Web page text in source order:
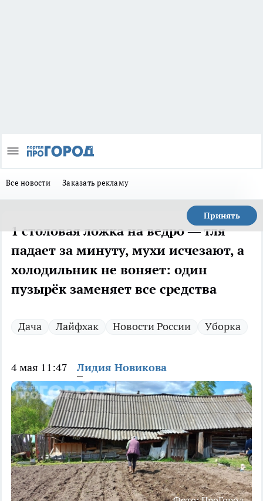
Все новости Заказать рекламу
Принять
1 столовая ложка на ведро — тля
падает за минуту, мухи исчезают, а
холодильник не воняет: один
пузырёк заменяет все средства
Дача Лайфхак Новости России Уборка
4 мая 11:47 Лидия Новикова